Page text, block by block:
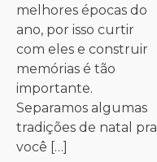
melhores épocas do
ano, por isso curtir
com eles e construir
memórias é tão
importante.
Separamos algumas
tradições de natal pra
você […]